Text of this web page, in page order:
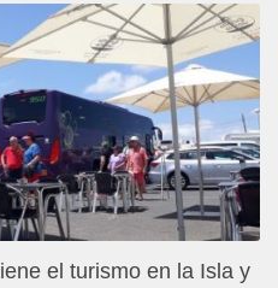
el turismo en la Isla y